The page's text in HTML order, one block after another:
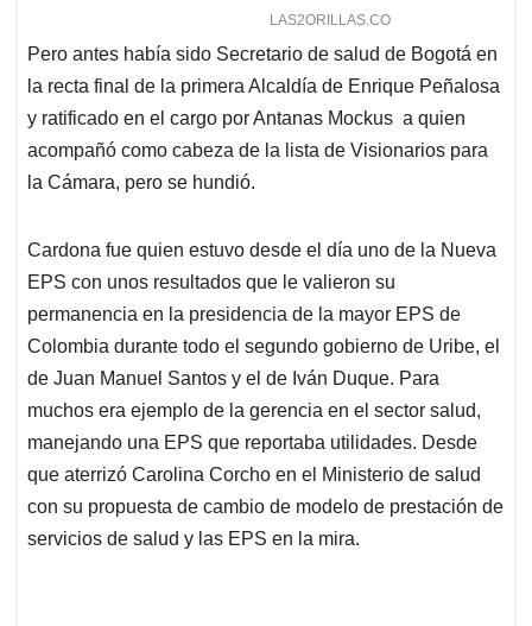
Pero antes había sido Secretario de salud de Bogotá en
la recta final de la primera Alcaldía de Enrique Peñalosa
y ratificado en el cargo por Antanas Mockus a quien
acompañó como cabeza de la lista de Visionarios para
la Cámara, pero se hundió.
Cardona fue quien estuvo desde el día uno de la Nueva
EPS con unos resultados que le valieron su
permanencia en la presidencia de la mayor EPS de
Colombia durante todo el segundo gobierno de Uribe, el
de Juan Manuel Santos y el de Iván Duque. Para
muchos era ejemplo de la gerencia en el sector salud,
manejando una EPS que reportaba utilidades. Desde
que aterrizó Carolina Corcho en el Ministerio de salud
con su propuesta de cambio de modelo de prestación de
servicios de salud y las EPS en la mira.